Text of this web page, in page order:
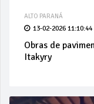
ALTO PARANÁ
13-02-2026 11:10:44
Obras de
Itakyry